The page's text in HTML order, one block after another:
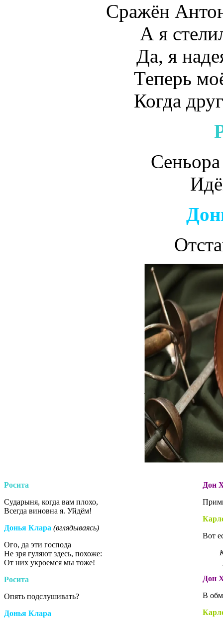
Сражён
А я
Да, я
Теперь
Когда
Росита
Сударыня, когда вам плохо,
Всегда виновна я. Уйдём!
Донья Клара (вглядываясь)
Ого, да эти господа
Не зря гуляют здесь, похоже:
От них укроемся мы тоже!
Росита
Опять подслушивать?
Донья Клара
Дон
Вот
Дон
В